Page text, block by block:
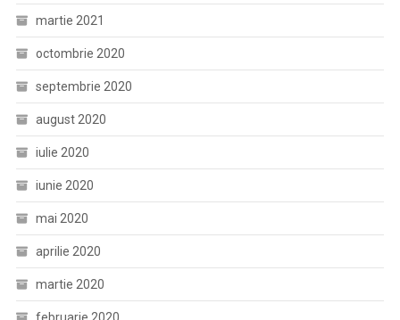
martie 2021
octombrie 2020
septembrie 2020
august 2020
iulie 2020
iunie 2020
mai 2020
aprilie 2020
martie 2020